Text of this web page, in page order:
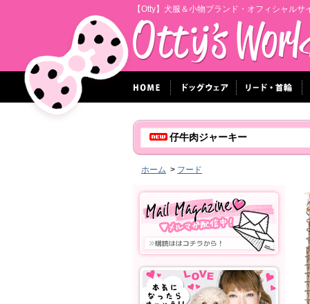
【Otty】犬服＆小物ブランド・オフィシャルサ
仔牛肉ジャーキー
ホーム > フード